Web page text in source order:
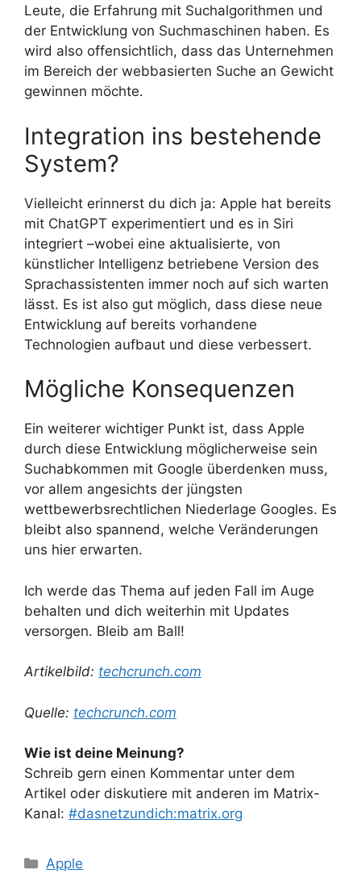
Leute, die Erfahrung mit Suchalgorithmen und
der Entwicklung von Suchmaschinen haben. Es
wird also offensichtlich, dass das Unternehmen
im Bereich der webbasierten Suche an Gewicht
gewinnen möchte.
Integration ins bestehende
System?
Vielleicht erinnerst du dich ja: Apple hat bereits
mit ChatGPT experimentiert und es in Siri
integriert –wobei eine aktualisierte, von
künstlicher Intelligenz betriebene Version des
Sprachassistenten immer noch auf sich warten
lässt. Es ist also gut möglich, dass diese neue
Entwicklung auf bereits vorhandene
Technologien aufbaut und diese verbessert.
Mögliche Konsequenzen
Ein weiterer wichtiger Punkt ist, dass Apple
durch diese Entwicklung möglicherweise sein
Suchabkommen mit Google überdenken muss,
vor allem angesichts der jüngsten
wettbewerbsrechtlichen Niederlage Googles. Es
bleibt also spannend, welche Veränderungen
uns hier erwarten.
Ich werde das Thema auf jeden Fall im Auge
behalten und dich weiterhin mit Updates
versorgen. Bleib am Ball!
Artikelbild: techcrunch.com
Quelle: techcrunch.com
Wie ist deine Meinung?
Schreib gern einen Kommentar unter dem
Artikel oder diskutiere mit anderen im Matrix-
Kanal: #dasnetzundich:matrix.org
Kategorien
Apple